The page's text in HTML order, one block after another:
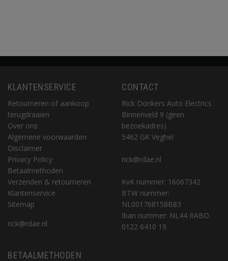
KLANTENSERVICE
Retourneren of aankoop
terugdraaien
Over ons
Algemene voorwaarden
Disclaimer
Privacy Policy
Betaalmethoden
Verzenden & retourneren
Klantenservice
Sitemap
rick@rdae.nl
CONTACT
Rick Donkers Auto Electrics
Binnenveld 9 (geen
bezoekadres)
5462 GK Veghel
rick@rdae.nl
KvK nummer: 16067342
BTW nummer:
NL001768158B83
Iban nummer: NL44 RABO
0122 6410 19
BETAALMETHODEN